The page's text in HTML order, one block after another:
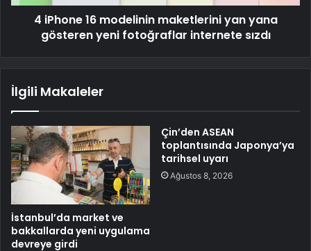
4 iPhone 16 modelinin maketlerini yan yana
gösteren yeni fotoğraflar internete sızdı
İlgili Makaleler
İstanbul’da market ve
bakkallarda yeni uygulama
devreye girdi
Çin’den ASEAN
toplantısında Japonya’ya
tarihsel uyarı
Ağustos 8, 2026